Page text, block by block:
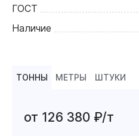
ГОСТ
Наличие
ТОННЫ МЕТРЫ ШТУКИ
от 126 380 ₽/т